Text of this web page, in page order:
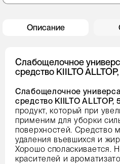
Описание
Слабощелочное
средство KIILTO
Слабощелочное
средство KIILTO ALLTOP,
продукт, который при
применим для уборки
поверхностей. Средство
удаления въевшихся и
Хорошо споласкивается.
красителей и